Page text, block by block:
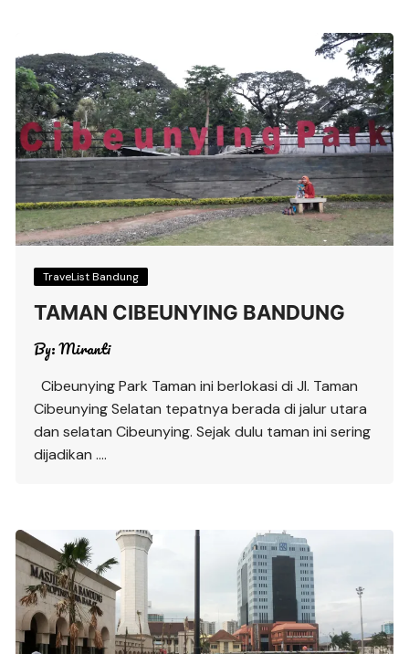
TraveList Bandung
TAMAN CIBEUNYING BANDUNG
By:Miranti
Cibeunying Park Taman ini berlokasi di Jl. Taman
Cibeunying Selatan tepatnya berada di jalur utara
dan selatan Cibeunying. Sejak dulu taman ini sering
dijadikan ….